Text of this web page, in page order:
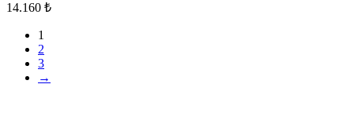
14.160 ₺
1
2
3
→